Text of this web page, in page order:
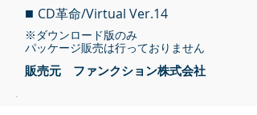
■ CD革命/Virtual Ver.14
※ダウンロード版のみ
パッケージ販売は行っておりません
​販売元 ファンクション株式会社